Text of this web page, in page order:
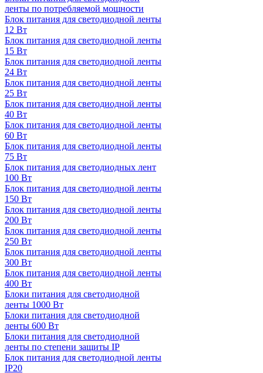
ленты по потребляемой мощности
Блок питания для светодиодной ленты
12 Вт
Блок питания для светодиодной ленты
15 Вт
Блок питания для светодиодной ленты
24 Вт
Блок питания для светодиодной ленты
25 Вт
Блок питания для светодиодной ленты
40 Вт
Блок питания для светодиодной ленты
60 Вт
Блок питания для светодиодной ленты
75 Вт
Блок питания для светодиодных лент
100 Вт
Блок питания для светодиодной ленты
150 Вт
Блок питания для светодиодной ленты
200 Вт
Блок питания для светодиодной ленты
250 Вт
Блок питания для светодиодной ленты
300 Вт
Блок питания для светодиодной ленты
400 Вт
Блоки питания для светодиодной
ленты 1000 Вт
Блоки питания для светодиодной
ленты 600 Вт
Блоки питания для светодиодной
ленты по степени защиты IP
Блок питания для светодиодной ленты
IP20